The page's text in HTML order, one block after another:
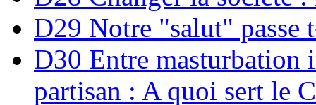
D29 Notre "salut" passe
D30 Entre masturbation
partisan : A quoi sert le